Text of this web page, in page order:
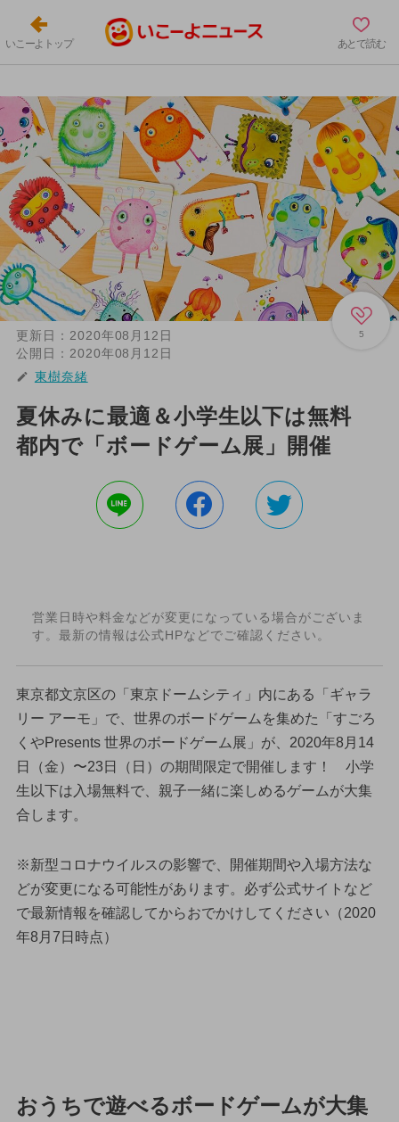
いこーよトップ あとで読む
5
更新日： 2020年08月12日
公開日： 2020年08月12日
東樹奈緒
夏休みに最適＆小学生以下は無料
都内で「ボードゲーム展」開催
営業日時や料金などが変更になっている場合がございま
す。最新の情報は公式HPなどでご確認ください。
東京都文京区の「東京ドームシティ」内にある「ギャラ
リー アーモ」で、世界のボードゲームを集めた「すごろ
くやPresents 世界のボードゲーム展」が、2020年8月14
日（金）〜23日（日）の期間限定で開催します！ 小学
生以下は入場無料で、親子一緒に楽しめるゲームが大集
合します。
※新型コロナウイルスの影響で、開催期間や入場方法な
どが変更になる可能性があります。必ず公式サイトなど
で最新情報を確認してからおでかけしてください（2020
年8月7日時点）
おうちで遊べるボードゲームが大集